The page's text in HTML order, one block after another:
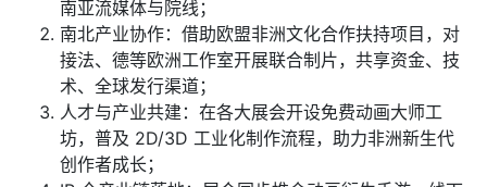
南亚流媒体与院线；
南北产业协作：借助欧盟非洲文化合作扶持项目，对
接法、德等欧洲工作室开展联合制片，共享资金、技
术、全球发行渠道；
人才与产业共建：在各大展会开设免费动画大师工
坊，普及 2D/3D 工业化制作流程，助力非洲新生代
创作者成长；